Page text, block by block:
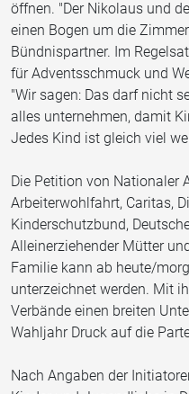
öffnen. "Der Nikolaus und
einen Bogen um die
Bündnispartner. Im
für Adventsschmuck und
"Wir sagen: Das darf nicht
alles unternehmen, damit
Jedes Kind ist gleich viel
Die Petition von Nationaler
Arbeiterwohlfahrt, Caritas,
Kinderschutzbund,
Alleinerziehender Mütter
Familie kann ab heute/
unterzeichnet werden. Mit
Verbände einen breiten
Wahljahr Druck auf die
Nach Angaben der